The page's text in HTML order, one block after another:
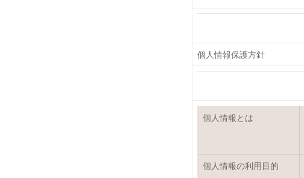
個人情報保護方針
個人情報とは
個人情報の利用目的